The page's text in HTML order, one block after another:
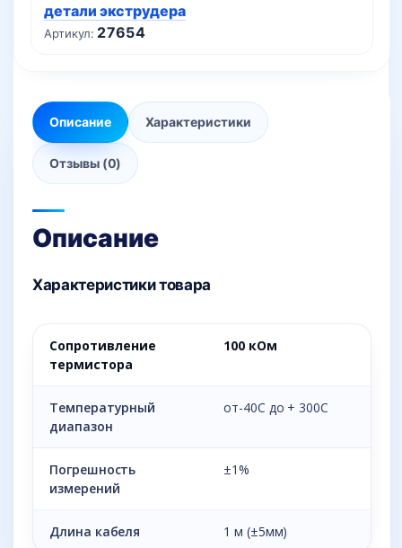
Артикул: 27654
детали экструдера
Описание Характеристики
Отзывы (0)
Описание
Характеристики товара
Сопротивление
термистора
100 кОм
Температурный
диапазон
от-40С до + 300С
Погрешность
измерений
±1%
Длина кабеля 1 м (±5мм)